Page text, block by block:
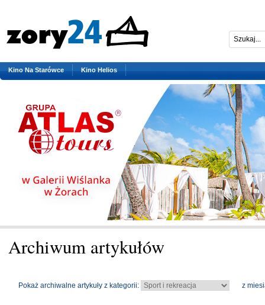
Kino Na Starówce Kino Helios
Archiwum artykułów
Pokaż archiwalne artykuły z kategorii: z